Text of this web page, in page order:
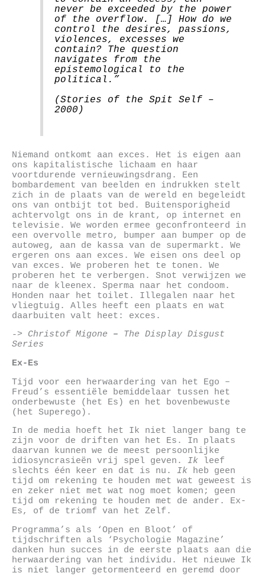
never be exceeded by the power
of the overflow. […] How do we
control the desires, passions,
violences, excesses we
contain? The question
navigates from the
epistemological to the
political.”
(Stories of the Spit Self –
2000)
Niemand ontkomt aan exces. Het is eigen aan
ons kapitalistische lichaam en haar
voortdurende vernieuwingsdrang. Een
bombardement van beelden en indrukken stelt
zich in de plaats van de wereld en begeleidt
ons van ontbijt tot bed. Buitensporigheid
achtervolgt ons in de krant, op internet en
televisie. We worden ermee geconfronteerd in
een overvolle metro, bumper aan bumper op de
autoweg, aan de kassa van de supermarkt. We
ergeren ons aan exces. We eisen ons deel op
van exces. We proberen het te tonen. We
proberen het te verbergen. Snot verwijzen we
naar de kleenex. Sperma naar het condoom.
Honden naar het toilet. Illegalen naar het
vliegtuig. Alles heeft een plaats en wat
daarbuiten valt heet: exces.
-> Christof Migone – The Display Disgust
Series
Ex-Es
Tijd voor een herwaardering van het Ego –
Freud’s essentiële bemiddelaar tussen het
onderbewuste (het Es) en het bovenbewuste
(het Superego).
In de media hoeft het Ik niet langer bang te
zijn voor de driften van het Es. In plaats
daarvan kunnen we de meest persoonlijke
idiosyncrasieën vrij spel geven. Ik leef
slechts één keer en dat is nu. Ik heb geen
tijd om rekening te houden met wat geweest is
en zeker niet met wat nog moet komen; geen
tijd om rekening te houden met de ander. Ex-
Es, of de triomf van het Zelf.
Programma’s als ‘Open en Bloot’ of
tijdschriften als ‘Psychologie Magazine’
danken hun succes in de eerste plaats aan die
herwaardering van het individu. Het nieuwe Ik
is niet langer getormenteerd en geremd door